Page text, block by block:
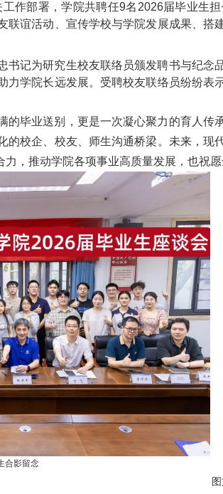
作部署，学院共聘任9名2026届毕业生
谊活动、宣传学校与学院发展成果、搭
记为研究生校友联络员颁发聘书与纪念
学院长远发展。受聘校友联络员纷纷表
毕业送别，更是一次凝心聚力的育人传
校企、校友、师生沟通桥梁。未来，现
，推动学院各项事业高质量发展，也祝
合影留念